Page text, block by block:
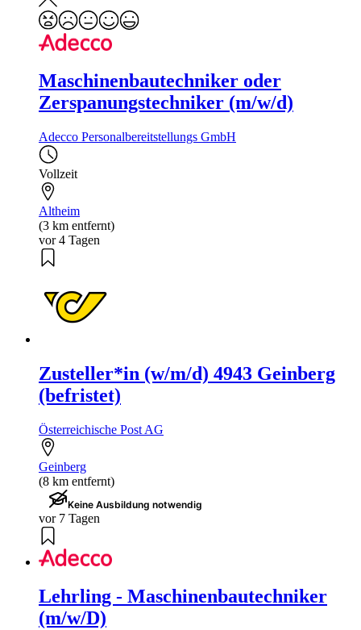
Maschinenbautechniker oder
Zerspanungstechniker (m/w/d)
Adecco Personalbereitstellungs GmbH
Vollzeit
Altheim
(3 km entfernt)
vor 4 Tagen
Zusteller*in (w/m/d) 4943 Geinberg
(befristet)
Österreichische Post AG
Geinberg
(8 km entfernt)
Keine Ausbildung notwendig
vor 7 Tagen
Lehrling - Maschinenbautechniker
(m/w/D)